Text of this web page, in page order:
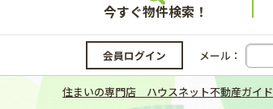
今すぐ物件検索！
会員ログイン メール：
住まいの専門店 ハウスネット不動産ガイド